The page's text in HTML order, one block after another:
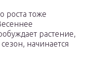
роста тоже
растение,
начинается